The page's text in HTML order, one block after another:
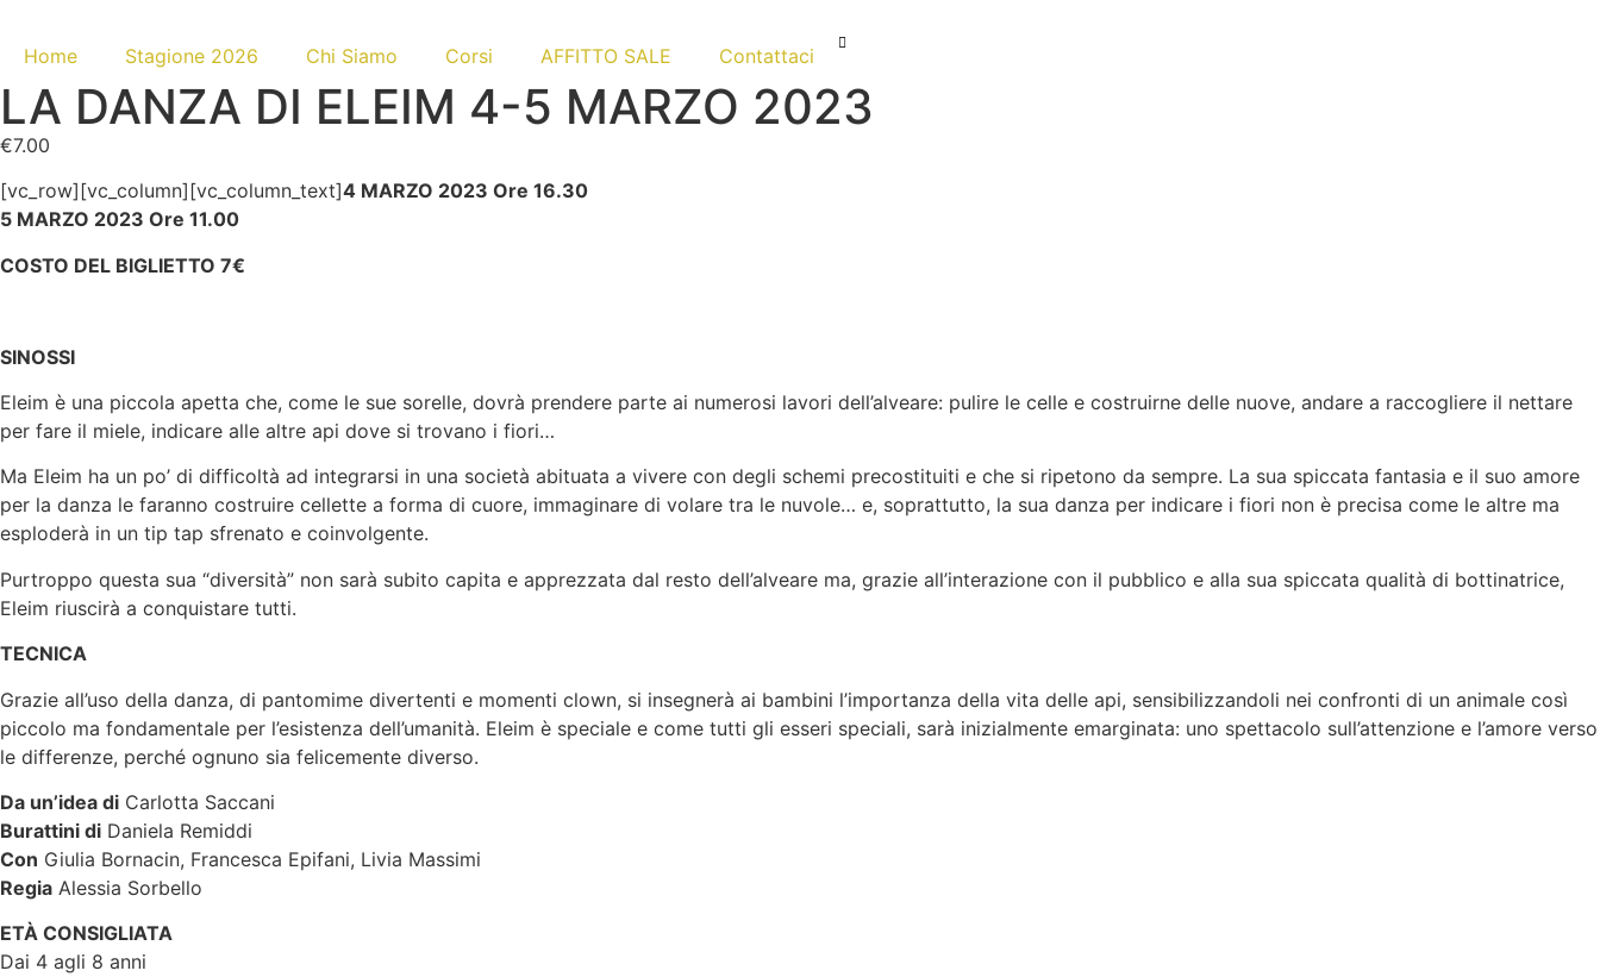
Home Stagione 2026 Chi Siamo Corsi AFFITTO SALE Contattaci
LA DANZA DI ELEIM 4-5 MARZO 2023
€7.00
[vc_row][vc_column][vc_column_text]4 MARZO 2023 Ore 16.30
5 MARZO 2023 Ore 11.00
COSTO DEL BIGLIETTO 7€
SINOSSI
Eleim è una piccola apetta che, come le sue sorelle, dovrà prendere parte ai numerosi lavori dell’alveare: pulire le celle e costruirne delle nuove, andare a raccogliere il nettare
per fare il miele, indicare alle altre api dove si trovano i fiori…
Ma Eleim ha un po’ di difficoltà ad integrarsi in una società abituata a vivere con degli schemi precostituiti e che si ripetono da sempre. La sua spiccata fantasia e il suo amore
per la danza le faranno costruire cellette a forma di cuore, immaginare di volare tra le nuvole… e, soprattutto, la sua danza per indicare i fiori non è precisa come le altre ma
esploderà in un tip tap sfrenato e coinvolgente.
Purtroppo questa sua “diversità” non sarà subito capita e apprezzata dal resto dell’alveare ma, grazie all’interazione con il pubblico e alla sua spiccata qualità di bottinatrice,
Eleim riuscirà a conquistare tutti.
TECNICA
Grazie all’uso della danza, di pantomime divertenti e momenti clown, si insegnerà ai bambini l’importanza della vita delle api, sensibilizzandoli nei confronti di un animale così
piccolo ma fondamentale per l’esistenza dell’umanità. Eleim è speciale e come tutti gli esseri speciali, sarà inizialmente emarginata: uno spettacolo sull’attenzione e l’amore verso
le differenze, perché ognuno sia felicemente diverso.
Da un’idea di Carlotta Saccani
Burattini di Daniela Remiddi
Con Giulia Bornacin, Francesca Epifani, Livia Massimi
Regia Alessia Sorbello
ETÀ CONSIGLIATA
Dai 4 agli 8 anni